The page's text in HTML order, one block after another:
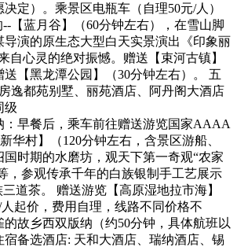
定）。乘景区电瓶车（自理50元/人）
【蓝月谷】（60分钟左右），在雪山脚
导演的原生态大型白天实景演出《印象丽
自心灵的绝对振憾。赠送【束河古镇】
送【黑龙潭公园】（30分钟左右）。 五
逸都苑别墅、丽苑酒店、阿丹阁大酒店
级
早餐后，乘车前往赠送游览国家AAAA
华村】（120分钟左右，含景区游船、
时期的水磨坊，观天下第一奇观“农家
，参观传承千年的白族银制手工艺展示
道茶。 赠送游览【高原湿地拉市海】
人起价，费用自理，线路不同价格不
的故乡西双版纳（约50分钟，具体航班以
宿备选酒店: 天和大酒店、瑞纳酒店、锡